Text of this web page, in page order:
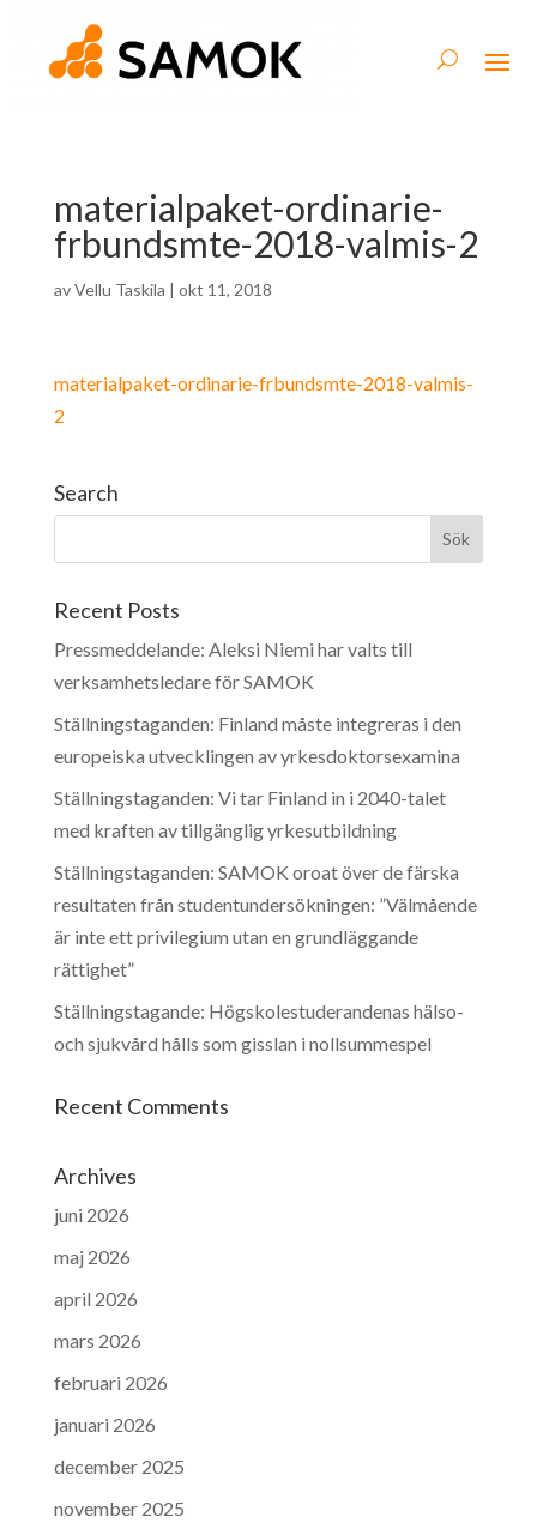
materialpaket-ordinarie-
frbundsmte-2018-valmis-2
avVellu Taskila | okt 11, 2018
materialpaket-ordinarie-frbundsmte-2018-valmis-
2
Search
Recent Posts
Pressmeddelande: Aleksi Niemi har valts till
verksamhetsledare för SAMOK
Ställningstaganden: Finland måste integreras i den
europeiska utvecklingen av yrkesdoktorsexamina
Ställningstaganden: Vi tar Finland in i 2040-talet
med kraften av tillgänglig yrkesutbildning
Ställningstaganden: SAMOK oroat över de färska
resultaten från studentundersökningen: ”Välmående
är inte ett privilegium utan en grundläggande
rättighet”
Ställningstagande: Högskolestuderandenas hälso-
och sjukvård hålls som gisslan i nollsummespel
Recent Comments
Archives
juni 2026
maj 2026
april 2026
mars 2026
februari 2026
januari 2026
december 2025
november 2025